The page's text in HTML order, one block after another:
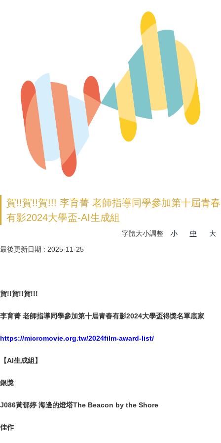
賀!!賀!!賀!!! 李育菁 老師指導同學參加第十屆青春
有影2024大學盃-AI生成組
字體大小調整 小 中
大
最後更新日期 : 2025-11-25
賀!!賀!!賀!!!
李育菁 老師指導同學參加第十屆青春有影2024大學盃得獎名單底家
https://micromovie.org.tw/2024film-award-list/
【AI生成組】
銀獎
J086黃郁婷 海邊的燈塔The Beacon by the Shore
佳作